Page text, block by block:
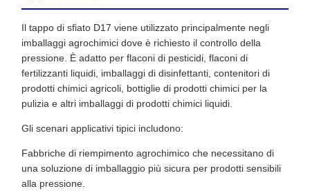
Il tappo di sfiato D17 viene utilizzato principalmente negli
imballaggi agrochimici dove è richiesto il controllo della
pressione. È adatto per flaconi di pesticidi, flaconi di
fertilizzanti liquidi, imballaggi di disinfettanti, contenitori di
prodotti chimici agricoli, bottiglie di prodotti chimici per la
pulizia e altri imballaggi di prodotti chimici liquidi.
Gli scenari applicativi tipici includono:
Fabbriche di riempimento agrochimico che necessitano di
una soluzione di imballaggio più sicura per prodotti sensibili
alla pressione.